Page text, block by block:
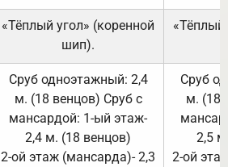
«Тёплый угол» (коренной
шип).
«Тёплый
Сруб одноэтажный: 2,4
м. (18 венцов) Сруб с
мансардой: 1-ый этаж-
2,4 м. (18 венцов)
2-ой этаж (мансарда)- 2,3
Сруб
м. (18
2,5
2-ой